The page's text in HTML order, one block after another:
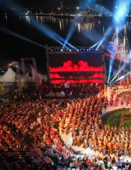
©
Copyright
2026
Klik
Sandi
-
All
right
reserved